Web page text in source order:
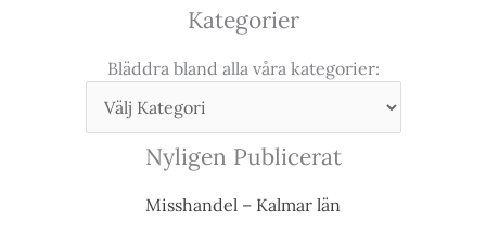
Kategorier
Bläddra bland alla våra kategorier:
Nyligen Publicerat
Misshandel – Kalmar län